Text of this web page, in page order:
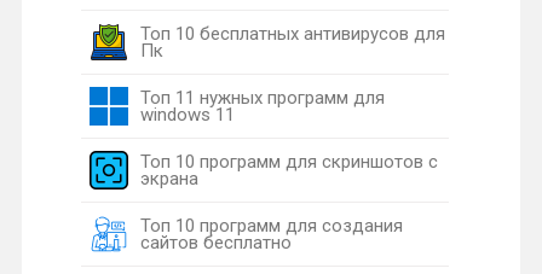
Топ 10 бесплатных антивирусов для
Пк
Топ 11 нужных программ для
windows 11
Топ 10 программ для скриншотов с
экрана
Топ 10 программ для создания
сайтов бесплатно